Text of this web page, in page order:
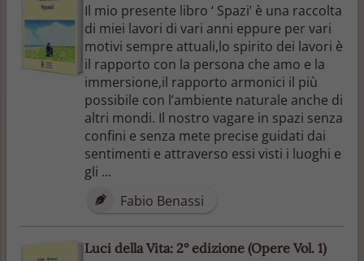
Il mio presente libro ‘ Spazi’ è una raccolta
di miei lavori di vari anni eppure per vari
motivi sempre attuali,lo spirito dei lavori è
il rapporto con la persona che amo e la
immersione,il rapporto armonici il più
possibile con l’ambiente naturale anche di
altri mondi. Il nostro vagare in spazi senza
confini e senza mete precise guidati dai
sentimenti e attraverso essi visti i luoghi e
gli ...
Fabio Benassi
Luci della Vita: 2° edizione (Opere Vol. 1)